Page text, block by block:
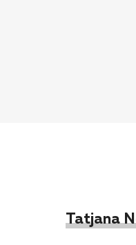
Tatjana